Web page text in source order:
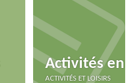
Activités en
ACTIVITÉS ET LOISIRS